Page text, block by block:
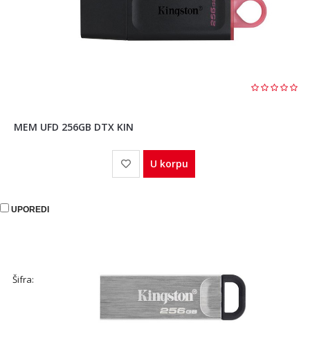
MEM UFD 256GB DTX KIN
U korpu
UPOREDI
Šifra: